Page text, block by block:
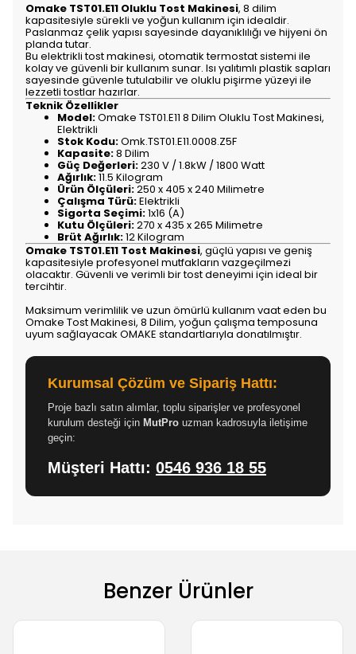
Omake TST01.E11 Oluklu Tost Makinesi, 8 dilim
kapasitesiyle sürekli ve yoğun kullanım için idealdir.
Paslanmaz çelik yapısı sayesinde dayanıklılığı ve hijyeni ön
planda tutar.
Bu elektrikli tost makinesi, otomatik termostat sistemi ile
kolay ve güvenli bir kullanım sunar. Isı yalıtımlı plastik sapları
sayesinde güvenle tutulabilir ve oluklu pişirme yüzeyi ile
lezzetli tostlar hazırlar.
Teknik Özellikler
Model:Omake TST01.E11 8 Dilim Oluklu Tost Makinesi,
Elektrikli
Stok Kodu:Omk.TST01.E11.0008.Z5F
Kapasite:8 Dilim
Güç Değerleri:230 V / 1.8kW / 1800 Watt
Ağırlık:11.5 Kilogram
Ürün Ölçüleri:250 x 405 x 240 Milimetre
Çalışma Türü:Elektrikli
Sigorta Seçimi:1x16 (A)
Kutu Ölçüleri:270 x 435 x 265 Milimetre
Brüt Ağırlık:12 Kilogram
Omake TST01.E11 Tost Makinesi, güçlü yapısı ve geniş
kapasitesiyle profesyonel mutfakların vazgeçilmezi
olacaktır. Güvenli ve verimli bir tost deneyimi için ideal bir
tercihtir.
Maksimum verimlilik ve uzun ömürlü kullanım vaat eden bu
Omake Tost Makinesi, 8 Dilim, yoğun çalışma temposuna
uyum sağlayacak OMAKE standartlarıyla donatılmıştır.
Kurumsal Çözüm ve Sipariş Hattı:
Proje bazlı satın alımlar, toplu siparişler ve profesyonel
kurulum desteği için MutPro uzman kadrosuyla iletişime
geçin:
Müşteri Hattı: 0546 936 18 55
Benzer Ürünler